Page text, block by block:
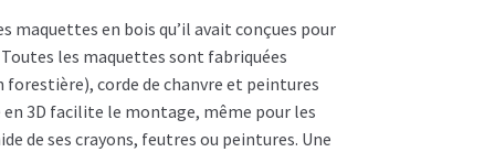
maquettes en bois qu’il avait conçues pour
les maquettes sont fabriquées
corde de chanvre et peintures
en 3D facilite le montage, même pour les
de ses crayons, feutres ou peintures. Une